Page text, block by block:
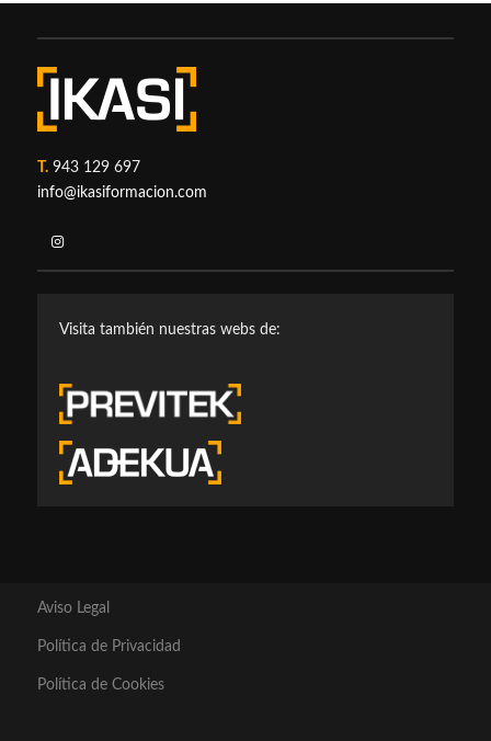
T.943 129 697
info@ikasiformacion.com
Visita también nuestras webs de:
Aviso Legal
Política de Privacidad
Política de Cookies